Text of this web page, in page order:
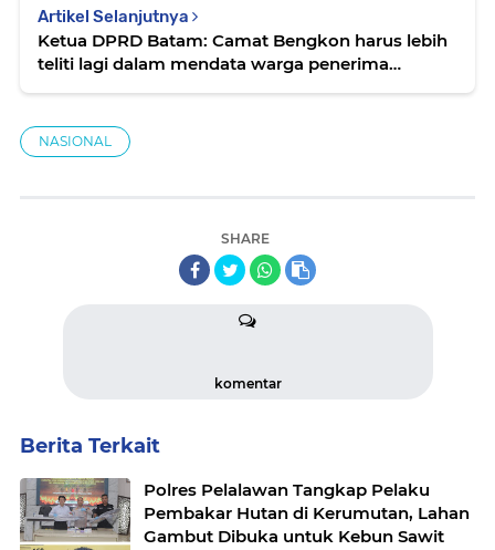
Artikel Selanjutnya
Ketua DPRD Batam: Camat Bengkon harus lebih
teliti lagi dalam mendata warga penerima
NASIONAL
SHARE
komentar
Berita Terkait
Polres Pelalawan Tangkap Pelaku
Pembakar Hutan di Kerumutan, Lahan
Gambut Dibuka untuk Kebun Sawit